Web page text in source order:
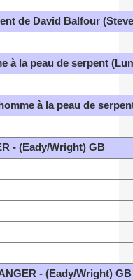
de David Balfour
à la peau de serpent
à la peau de
- (Eady/Wright) GB
- (Eady/Wright) GB